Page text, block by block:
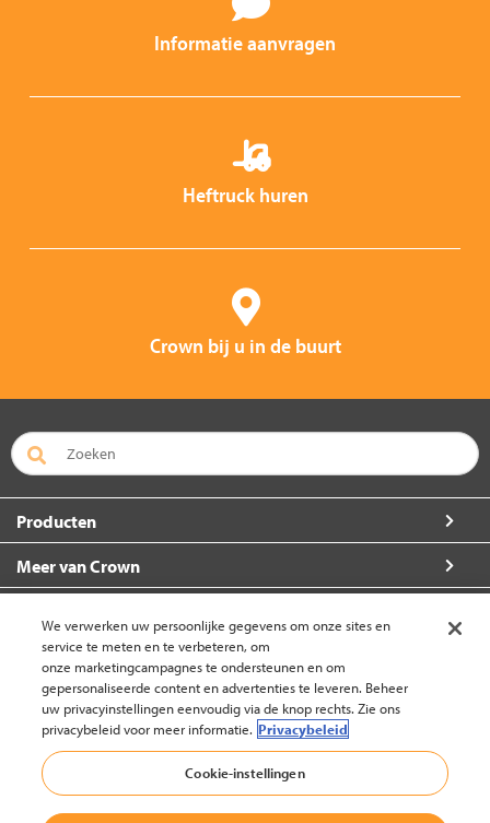
Informatie aanvragen
Heftruck huren
Crown bij u in de buurt
Producten
Meer van Crown
Zo kunt u ons bereiken
Nederland (wijzigen)
We verwerken uw persoonlijke gegevens om onze sites en
service te meten en te verbeteren, om
onze marketingcampagnes te ondersteunen en om
gepersonaliseerde content en advertenties te leveren. Beheer
uw privacyinstellingen eenvoudig via de knop rechts. Zie ons
privacybeleid voor meer informatie. Privacybeleid
Cookie-instellingen